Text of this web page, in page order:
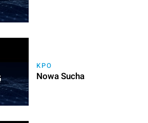
KPO
Nowa Sucha